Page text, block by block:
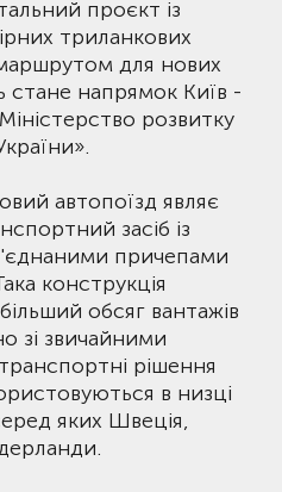
проєкт із
триланкових
для нових
стане напрямок Київ -
розвитку
автопоїзд являє
засіб із
причепами
конструкція
обсяг вантажів
зі звичайними
рішення
в низці
яких Швеція,